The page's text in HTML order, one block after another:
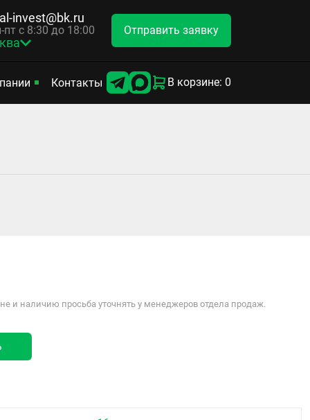
invest@bk.ru
пт с 8:30 до 18:00 Отправить заявку
Контакты В корзине: 0
и наличию просьба уточнять у менеджеров отдела продаж.